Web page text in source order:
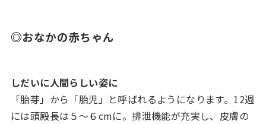
◎おなかの赤ちゃん
しだいに人間らしい姿に
「胎芽」から「胎児」と呼ばれるようになります。12週
には頭殿長は５～６cmに。排泄機能が充実し、皮膚の